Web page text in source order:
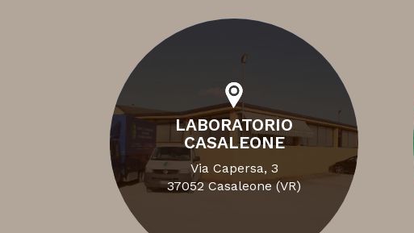
LABORATORIO
CASALEONE
Via Capersa, 3
37052 Casaleone (VR)